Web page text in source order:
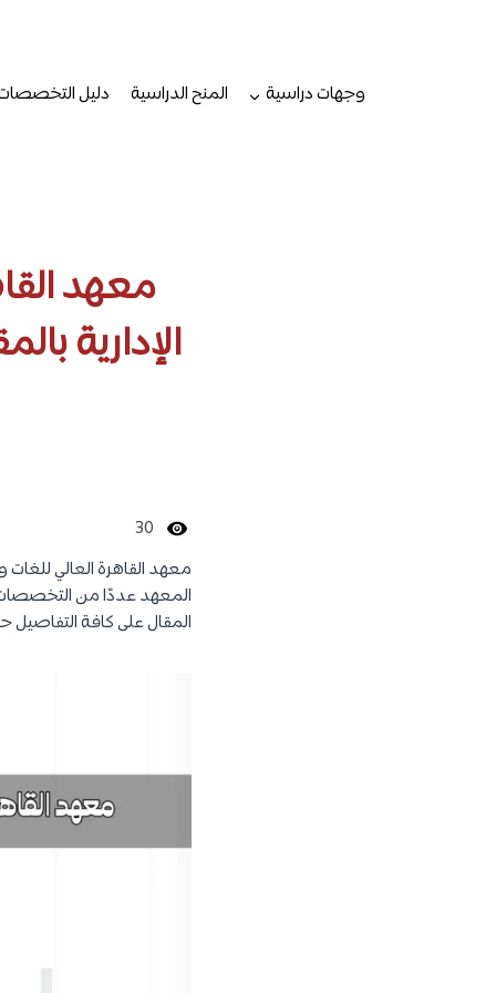
وجهات دراسية
المنح الدراسية دليل
معهد
الإدارية
30
معهد القاهرة العالي للغات
المعهد عددًا من
المقال على كافة التفاصيل